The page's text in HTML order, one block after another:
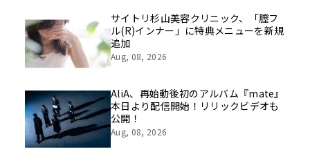
像を公開！
サイトリ杉山美容クリニック、「膣フ
ル(R)インナー」に特典メニューを新規
追加
Aug, 08, 2026
AliA、再始動後初のアルバム『mate』
本日より配信開始！リリックビデオも
公開！
Aug, 08, 2026